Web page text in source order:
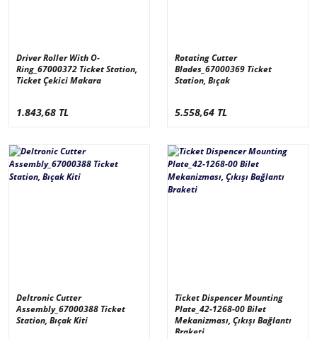
Driver Roller With O-
Ring_67000372 Ticket Station,
Ticket Çekici Makara
1.843,68 TL
Rotating Cutter
Blades_67000369 Ticket
Station, Bıçak
5.558,64 TL
Deltronic Cutter
Assembly_67000388 Ticket
Station, Bıçak Kiti
Ticket Dispencer Mounting
Plate_42-1268-00 Bilet
Mekanizması, Çıkışı Bağlantı
Braketi